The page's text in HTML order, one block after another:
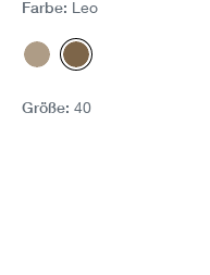
Farbe: Leo
Sand geringelt
Leo
Größe: 40